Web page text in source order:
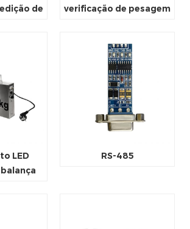
de
verificação de pesagem
LED
RS-485